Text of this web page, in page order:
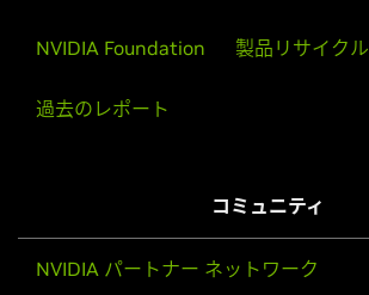
NVIDIA Foundation 製品リサイクル
過去のレポート
コミュニティ
NVIDIA パートナー ネットワーク